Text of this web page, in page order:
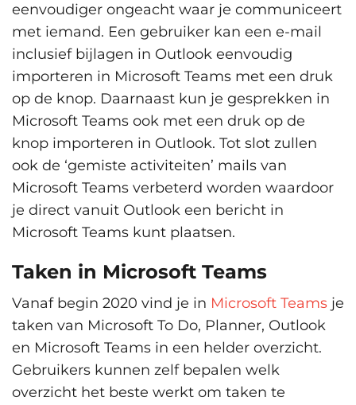
eenvoudiger ongeacht waar je communiceert
met iemand. Een gebruiker kan een e-mail
inclusief bijlagen in Outlook eenvoudig
importeren in Microsoft Teams met een druk
op de knop. Daarnaast kun je gesprekken in
Microsoft Teams ook met een druk op de
knop importeren in Outlook. Tot slot zullen
ook de ‘gemiste activiteiten’ mails van
Microsoft Teams verbeterd worden waardoor
je direct vanuit Outlook een bericht in
Microsoft Teams kunt plaatsen.
Taken in Microsoft Teams
Vanaf begin 2020 vind je in Microsoft Teams je
taken van Microsoft To Do, Planner, Outlook
en Microsoft Teams in een helder overzicht.
Gebruikers kunnen zelf bepalen welk
overzicht het beste werkt om taken te